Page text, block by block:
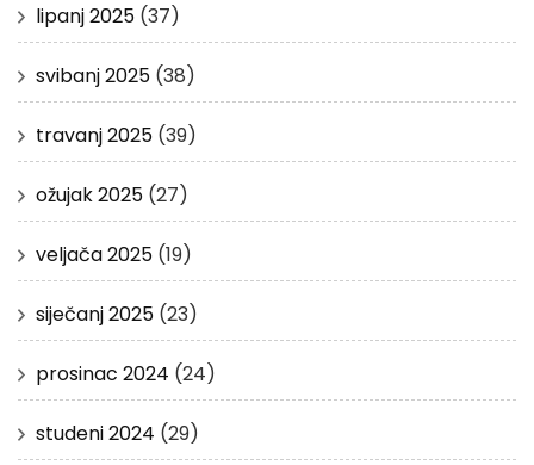
lipanj 2025 (37)
svibanj 2025 (38)
travanj 2025 (39)
ožujak 2025 (27)
veljača 2025 (19)
siječanj 2025 (23)
prosinac 2024 (24)
studeni 2024 (29)